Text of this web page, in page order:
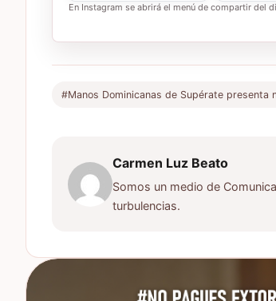
En Instagram se abrirá el menú de compartir del
#Manos Dominicanas de Supérate presenta
Carmen Luz Beato
Somos un medio de
turbulencias.